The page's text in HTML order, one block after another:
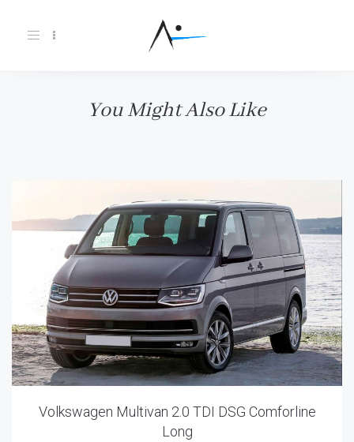
Toggle
You Might Also Like
Volkswagen Multivan 2.0 TDI DSG Comforline
Long